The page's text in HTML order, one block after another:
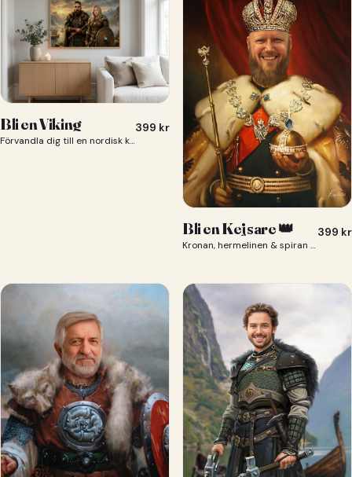
Bli en Viking
Förvandla dig till en nordisk krigare i ett episkt vikingaporträtt.
399 kr
Bli en Kejsare 👑
Kronan, hermelinen & spiran — du som kejsare 👑
399 kr